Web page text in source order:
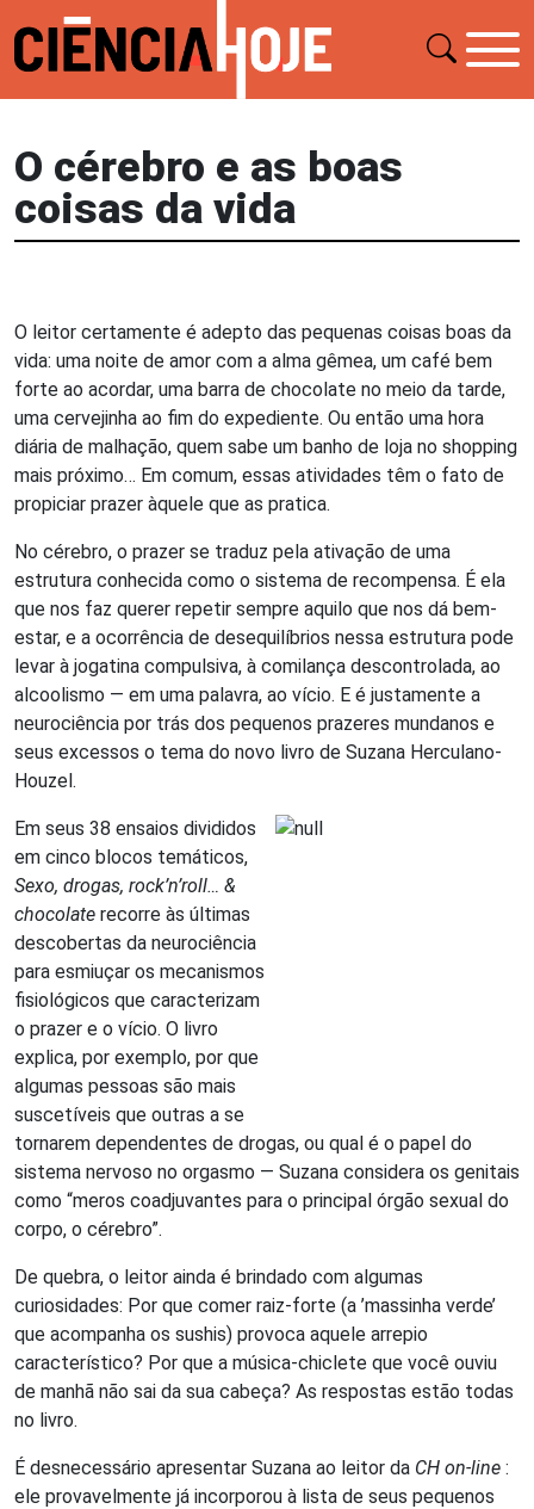
O cérebro e as boas
coisas da vida
O leitor certamente é adepto das pequenas coisas boas da
vida: uma noite de amor com a alma gêmea, um café bem
forte ao acordar, uma barra de chocolate no meio da tarde,
uma cervejinha ao fim do expediente. Ou então uma hora
diária de malhação, quem sabe um banho de loja no shopping
mais próximo… Em comum, essas atividades têm o fato de
propiciar prazer àquele que as pratica.
No cérebro, o prazer se traduz pela ativação de uma
estrutura conhecida como o sistema de recompensa. É ela
que nos faz querer repetir sempre aquilo que nos dá bem-
estar, e a ocorrência de desequilíbrios nessa estrutura pode
levar à jogatina compulsiva, à comilança descontrolada, ao
alcoolismo — em uma palavra, ao vício. E é justamente a
neurociência por trás dos pequenos prazeres mundanos e
seus excessos o tema do novo livro de Suzana Herculano-
Houzel.
Em seus 38 ensaios divididos
em cinco blocos temáticos,
Sexo, drogas, rock’n’roll… &
chocolate recorre às últimas
descobertas da neurociência
para esmiuçar os mecanismos
fisiológicos que caracterizam
o prazer e o vício. O livro
explica, por exemplo, por que
algumas pessoas são mais
suscetíveis que outras a se
tornarem dependentes de drogas, ou qual é o papel do
sistema nervoso no orgasmo — Suzana considera os genitais
como “meros coadjuvantes para o principal órgão sexual do
corpo, o cérebro”.
De quebra, o leitor ainda é brindado com algumas
curiosidades: Por que comer raiz-forte (a ’massinha verde’
que acompanha os sushis) provoca aquele arrepio
característico? Por que a música-chiclete que você ouviu
de manhã não sai da sua cabeça? As respostas estão todas
no livro.
É desnecessário apresentar Suzana ao leitor da CH on-line :
ele provavelmente já incorporou à lista de seus pequenos